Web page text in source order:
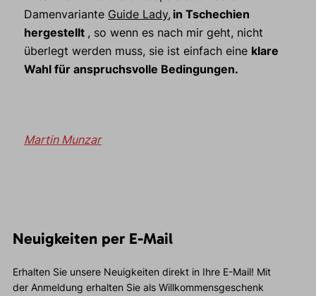
Damenvariante Guide Lady, in Tschechien
hergestellt , so wenn es nach mir geht, nicht
überlegt werden muss, sie ist einfach eine klare
Wahl für anspruchsvolle Bedingungen.
Martin Munzar
Neuigkeiten per E-Mail
Erhalten Sie unsere Neuigkeiten direkt in Ihre E-Mail! Mit
der Anmeldung erhalten Sie als Willkommensgeschenk